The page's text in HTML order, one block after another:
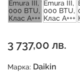
3 737,00 лв.
Марка: Daikin